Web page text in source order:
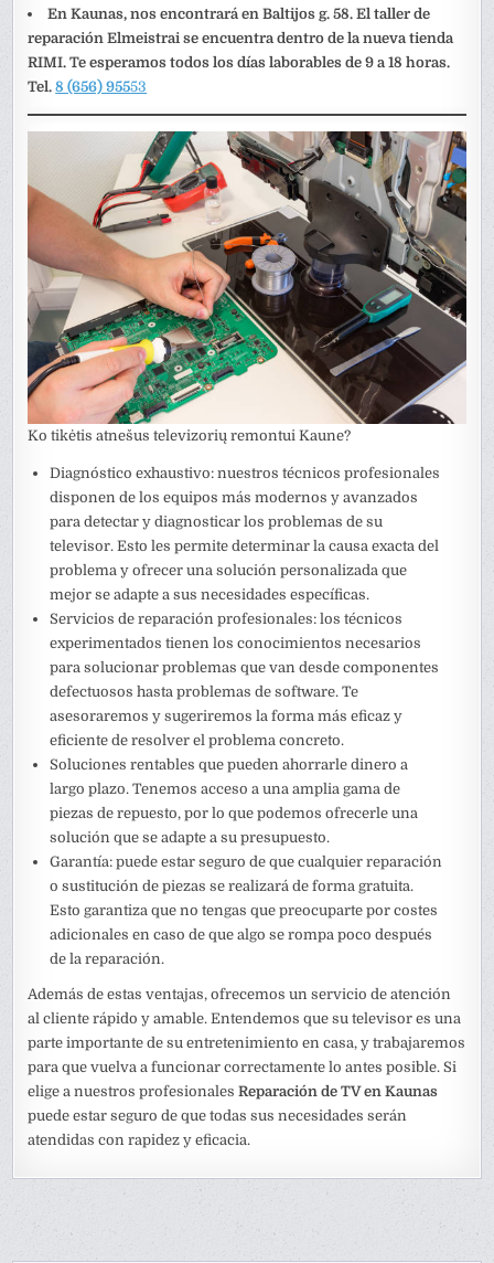
En Kaunas, nos encontrará en Baltijos g. 58. El taller de
reparación Elmeistrai se encuentra dentro de la nueva tienda
RIMI. Te esperamos todos los días laborables de 9 a 18 horas.
Tel.8 (656) 95553
Ko tikėtis atnešus televizorių remontui Kaune?
Diagnóstico exhaustivo: nuestros técnicos profesionales
disponen de los equipos más modernos y avanzados
para detectar y diagnosticar los problemas de su
televisor. Esto les permite determinar la causa exacta del
problema y ofrecer una solución personalizada que
mejor se adapte a sus necesidades específicas.
Servicios de reparación profesionales: los técnicos
experimentados tienen los conocimientos necesarios
para solucionar problemas que van desde componentes
defectuosos hasta problemas de software. Te
asesoraremos y sugeriremos la forma más eficaz y
eficiente de resolver el problema concreto.
Soluciones rentables que pueden ahorrarle dinero a
largo plazo. Tenemos acceso a una amplia gama de
piezas de repuesto, por lo que podemos ofrecerle una
solución que se adapte a su presupuesto.
Garantía: puede estar seguro de que cualquier reparación
o sustitución de piezas se realizará de forma gratuita.
Esto garantiza que no tengas que preocuparte por costes
adicionales en caso de que algo se rompa poco después
de la reparación.
Además de estas ventajas, ofrecemos un servicio de atención
al cliente rápido y amable. Entendemos que su televisor es una
parte importante de su entretenimiento en casa, y trabajaremos
para que vuelva a funcionar correctamente lo antes posible. Si
elige a nuestros profesionalesReparación de TV en Kaunas
puede estar seguro de que todas sus necesidades serán
atendidas con rapidez y eficacia.